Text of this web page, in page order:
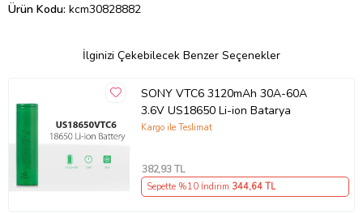
Ürün Kodu: kcm30828882
İlginizi Çekebilecek Benzer Seçenekler
SONY VTC6 3120mAh 30A-60A
3.6V US18650 Li-ion Batarya
Kargo ile Teslimat
382,93 TL
Sepette %10 İndirim 344,64 TL